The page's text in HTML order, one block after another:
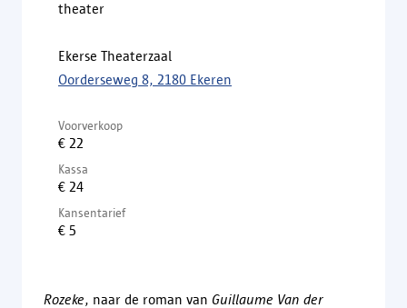
theater
Ekerse Theaterzaal
Oorderseweg 8, 2180 Ekeren
Voorverkoop
€ 22
Kassa
€ 24
Kansentarief
€ 5
Rozeke, naar de roman van Guillaume Van der